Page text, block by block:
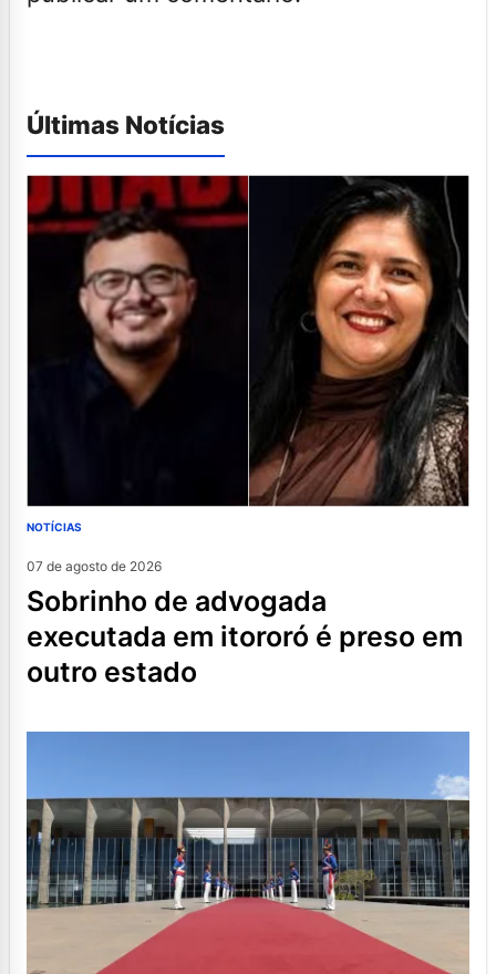
Últimas Notícias
NOTÍCIAS
07 de agosto de 2026
sobrinho de advogada
executada em itororó é preso em
outro estado